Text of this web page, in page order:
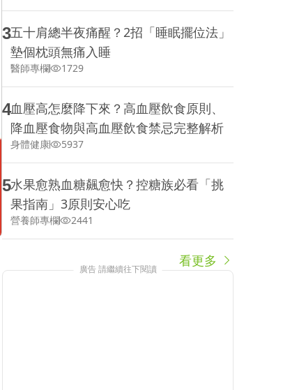
3五十肩總半夜痛醒？2招「睡眠擺位法」
墊個枕頭無痛入睡
醫師專欄 1729
4血壓高怎麼降下來？高血壓飲食原則、
降血壓食物與高血壓飲食禁忌完整解析
身體健康 5937
5水果愈熟血糖飆愈快？控糖族必看「挑
果指南」3原則安心吃
營養師專欄 2441
看更多
廣告 請繼續往下閱讀